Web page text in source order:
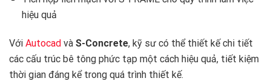
hiệu quả
Với Autocad và S-Concrete, kỹ sư có thể thiết kế chi tiết
các cấu trúc bê tông phức tạp một cách hiệu quả, tiết kiệm
thời gian đáng kể trong quá trình thiết kế.